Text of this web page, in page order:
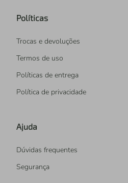
Políticas
Trocas e devoluções
Termos de uso
Políticas de entrega
Política de privacidade
Ajuda
Dúvidas frequentes
Segurança